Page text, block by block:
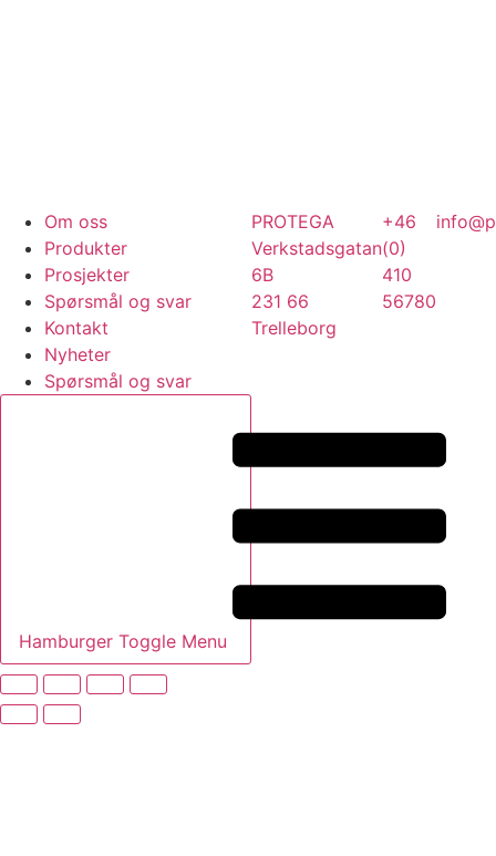
Om oss
Produkter
Prosjekter
Spørsmål og svar
Kontakt
Nyheter
Spørsmål og svar
Hamburger Toggle Menu
PROTEGA
Verkstadsgatan
6B
231 66
Trelleborg
+46
(0)
410
56780